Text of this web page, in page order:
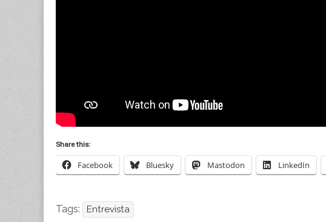
Share this:
Facebook Bluesky Mastodon LinkedIn
Tags: Entrevista